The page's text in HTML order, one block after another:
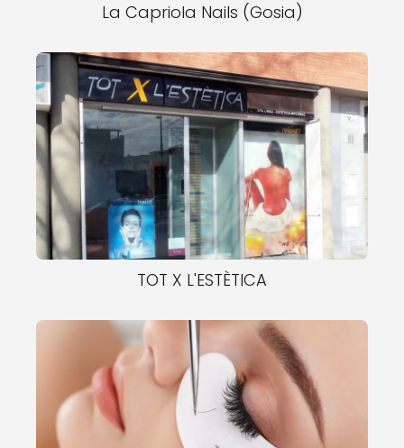
La Capriola Nails (Gosia)
TOT X L'ESTÈTICA